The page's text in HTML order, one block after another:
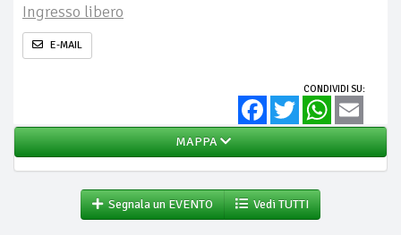
Ingresso libero
E-MAIL
CONDIVIDI SU:
FacebookTwitter WhatsApp
MAPPA
Segnala un EVENTO Vedi TUTTI